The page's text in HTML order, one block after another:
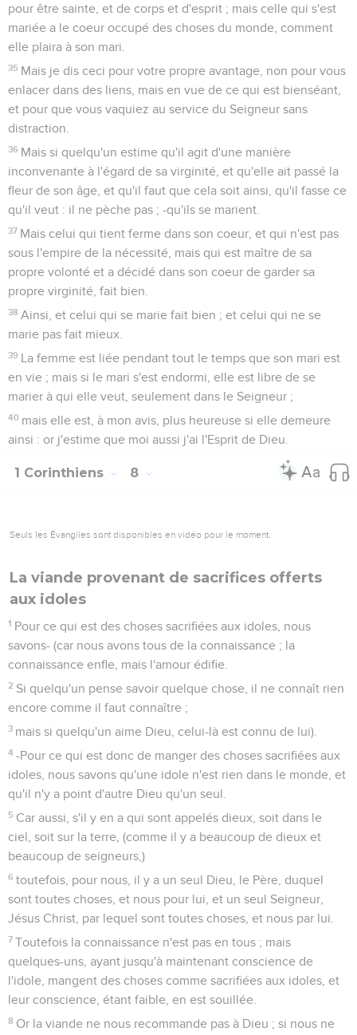
pour être sainte, et de corps et d'esprit ; mais celle qui s'est
mariée a le coeur occupé des choses du monde, comment
elle plaira à son mari.
35 Mais je dis ceci pour votre propre avantage, non pour vous
enlacer dans des liens, mais en vue de ce qui est bienséant,
et pour que vous vaquiez au service du Seigneur sans
distraction.
36 Mais si quelqu'un estime qu'il agit d'une manière
inconvenante à l'égard de sa virginité, et qu'elle ait passé la
fleur de son âge, et qu'il faut que cela soit ainsi, qu'il fasse ce
qu'il veut : il ne pèche pas ; -qu'ils se marient.
37 Mais celui qui tient ferme dans son coeur, et qui n'est pas
sous l'empire de la nécessité, mais qui est maître de sa
propre volonté et a décidé dans son coeur de garder sa
propre virginité, fait bien.
38 Ainsi, et celui qui se marie fait bien ; et celui qui ne se
marie pas fait mieux.
39 La femme est liée pendant tout le temps que son mari est
en vie ; mais si le mari s'est endormi, elle est libre de se
marier à qui elle veut, seulement dans le Seigneur ;
40 mais elle est, à mon avis, plus heureuse si elle demeure
ainsi : or j'estime que moi aussi j'ai l'Esprit de Dieu.
1 Corinthiens 8
Seuls les Évangiles sont disponibles en vidéo pour le moment.
La viande provenant de sacrifices offerts
aux idoles
1 Pour ce qui est des choses sacrifiées aux idoles, nous
savons- (car nous avons tous de la connaissance ; la
connaissance enfle, mais l'amour édifie.
2 Si quelqu'un pense savoir quelque chose, il ne connaît rien
encore comme il faut connaître ;
3 mais si quelqu'un aime Dieu, celui-là est connu de lui).
4 -Pour ce qui est donc de manger des choses sacrifiées aux
idoles, nous savons qu'une idole n'est rien dans le monde, et
qu'il n'y a point d'autre Dieu qu'un seul.
5 Car aussi, s'il y en a qui sont appelés dieux, soit dans le
ciel, soit sur la terre, (comme il y a beaucoup de dieux et
beaucoup de seigneurs,)
6 toutefois, pour nous, il y a un seul Dieu, le Père, duquel
sont toutes choses, et nous pour lui, et un seul Seigneur,
Jésus Christ, par lequel sont toutes choses, et nous par lui.
7 Toutefois la connaissance n'est pas en tous ; mais
quelques-uns, ayant jusqu'à maintenant conscience de
l'idole, mangent des choses comme sacrifiées aux idoles, et
leur conscience, étant faible, en est souillée.
8 Or la viande ne nous recommande pas à Dieu ; si nous ne